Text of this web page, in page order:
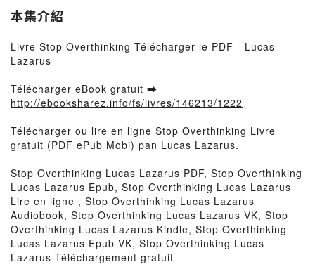
本集介紹
Livre Stop Overthinking Télécharger le PDF - Lucas
Lazarus
Télécharger eBook gratuit ➡
http://ebooksharez.info/fs/livres/146213/1222
Télécharger ou lire en ligne Stop Overthinking Livre
gratuit (PDF ePub Mobi) pan Lucas Lazarus.
Stop Overthinking Lucas Lazarus PDF, Stop Overthinking
Lucas Lazarus Epub, Stop Overthinking Lucas Lazarus
Lire en ligne , Stop Overthinking Lucas Lazarus
Audiobook, Stop Overthinking Lucas Lazarus VK, Stop
Overthinking Lucas Lazarus Kindle, Stop Overthinking
Lucas Lazarus Epub VK, Stop Overthinking Lucas
Lazarus Téléchargement gratuit